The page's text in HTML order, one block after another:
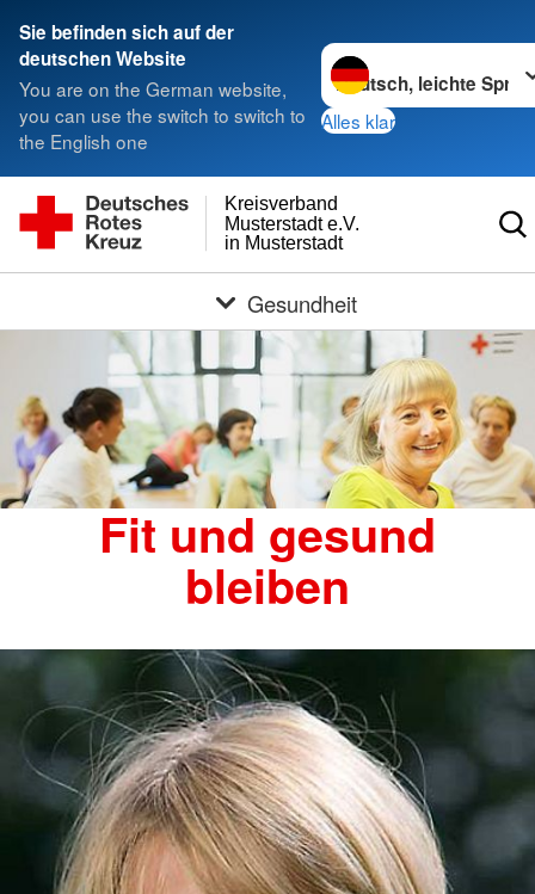
Sie befinden sich auf der
deutschen Website
You are on the German website,
you can use the switch to switch to
the English one
Sprache wechseln zu
Alles klar
in Musterstadt
Musterstadt e.V.
Kreisverband
Gesundheit
Fit und gesund
bleiben